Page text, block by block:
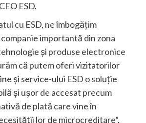
ESD.
cu ESD, ne îmbogățim
importantă din zona
și produse electronice
că putem oferi vizitatorilor
și service-ului ESD o soluție
și ușor de accesat precum
de plată care vine în
lor de microcreditare”,